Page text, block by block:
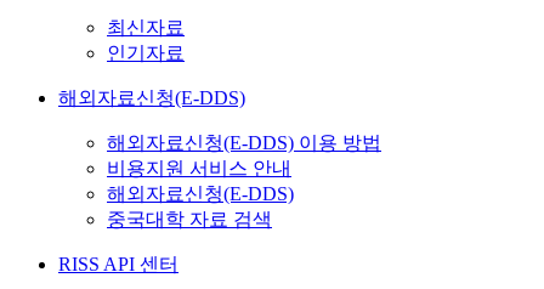
최신자료
인기자료
해외자료신청(E-DDS)
해외자료신청(E-DDS) 이용 방법
비용지원 서비스 안내
해외자료신청(E-DDS)
중국대학 자료 검색
RISS API 센터